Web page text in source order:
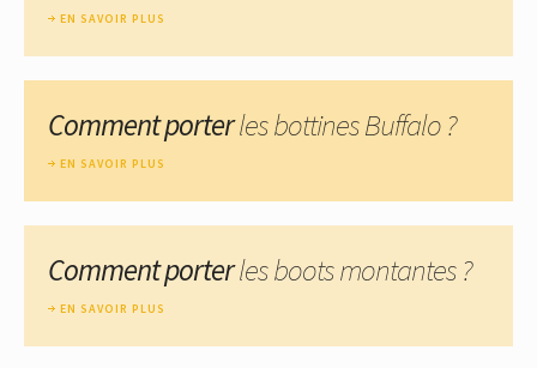
EN SAVOIR PLUS
Comment porterles bottines Buffalo ?
EN SAVOIR PLUS
Comment porterles boots montantes ?
EN SAVOIR PLUS